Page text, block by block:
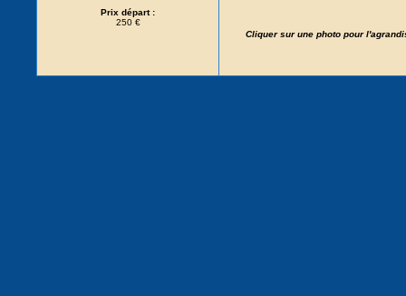
Prix départ :
250 €
Cliquer sur une photo pour